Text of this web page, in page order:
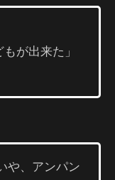
が出来た」
や、アンパン